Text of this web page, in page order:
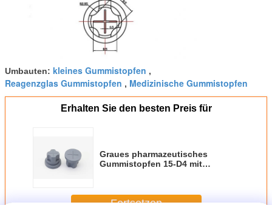
Umbauten: kleines Gummistopfen ,
Reagenzglas Gummistopfen , Medizinische Gummistopfen
Erhalten Sie den besten Preis für
Graues pharmazeutisches
Gummistopfen 15-D4 mit